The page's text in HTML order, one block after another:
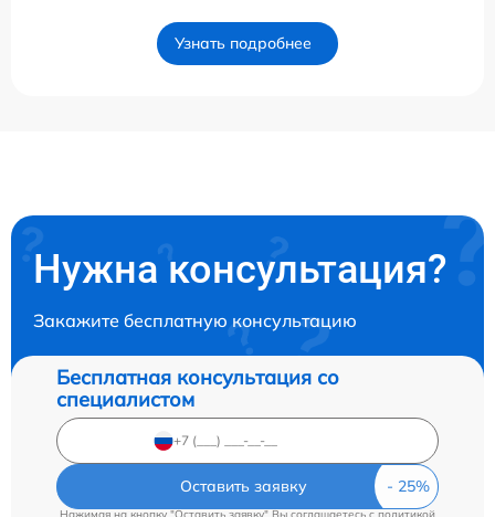
Узнать подробнее
Нужна консультация?
Закажите бесплатную консультацию
Бесплатная консультация со
специалистом
Оставить заявку
Нажимая на кнопку "Оставить заявку" Вы соглашаетесь cполитикой